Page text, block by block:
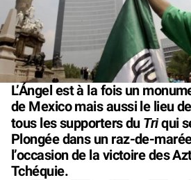
L’Ángel est à la fois un
de Mexico mais aussi le lieu
tous les supporters du Triqui
Plongée dans un raz-de-
l’occasion de la victoire des
Tchéquie.